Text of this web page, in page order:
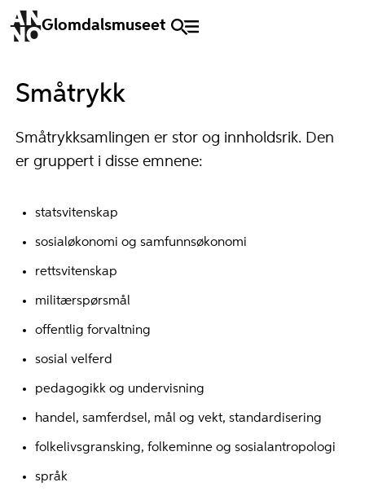
Glomdalsmuseet
Småtrykk
Småtrykksamlingen er stor og innholdsrik. Den
er gruppert i disse emnene:
statsvitenskap
sosialøkonomi og samfunnsøkonomi
rettsvitenskap
militærspørsmål
offentlig forvaltning
sosial velferd
pedagogikk og undervisning
handel, samferdsel, mål og vekt, standardisering
folkelivsgransking, folkeminne og sosialantropologi
språk